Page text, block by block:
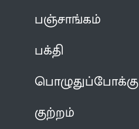
பஞ்சாங்கம்
பக்தி
பொழுதுப்போக்கு
குற்றம்